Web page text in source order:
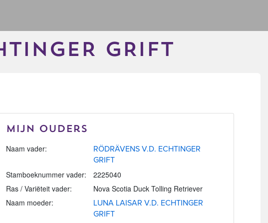
GRIFT
Mijn Ouders
Naam vader:
RÖDRÄVENS V.D. ECHTINGER
GRIFT
Stamboeknummer vader:
2225040
Ras / Variëteit vader:
Nova Scotia Duck Tolling Retriever
Naam moeder:
LUNA LAISAR V.D. ECHTINGER
GRIFT